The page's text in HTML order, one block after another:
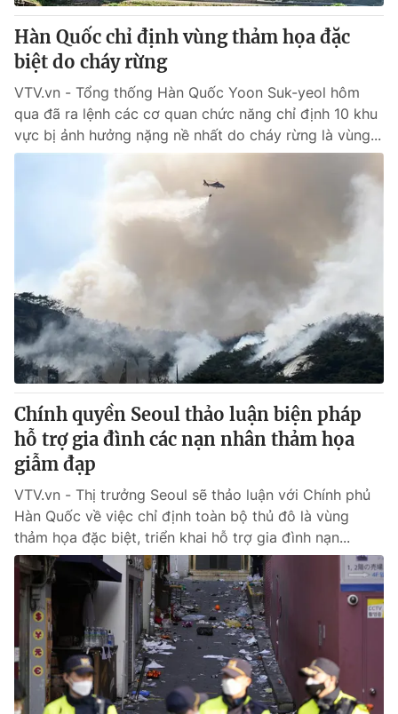
Tư vấn
Chuyên mục khác
Emagazine
Photo Infographic
VTV Sức khoẻ
Thị trường 24h Tấm lòng Việt
VTV4 Vươn mình bằng AI
VTV9 VTV8
Liên hệ tòa soạn
THỜI BÁO VTV
Theo dõi báo trên
Cơ quan chủ quản:Đài Truyền hình Việt Nam
Hàn Quốc chỉ định vùng thảm họa đặc
biệt do cháy rừng
VTV.vn - Tổng thống Hàn Quốc Yoon Suk-yeol hôm
qua đã ra lệnh các cơ quan chức năng chỉ định 10 khu
vực bị ảnh hưởng nặng nề nhất do cháy rừng là vùng...
Chính quyền Seoul thảo luận biện pháp
hỗ trợ gia đình các nạn nhân thảm họa
giẫm đạp
VTV.vn - Thị trưởng Seoul sẽ thảo luận với Chính phủ
Hàn Quốc về việc chỉ định toàn bộ thủ đô là vùng
thảm họa đặc biệt, triển khai hỗ trợ gia đình nạn...